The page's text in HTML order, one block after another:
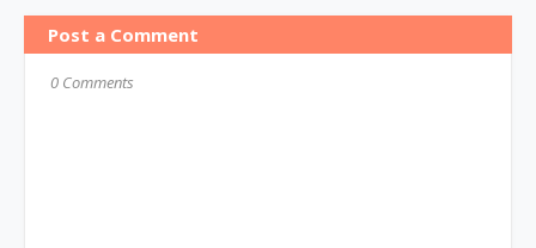
Post a Comment
0 Comments